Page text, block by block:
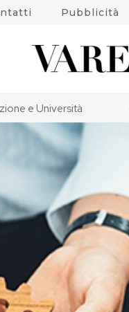
Pubblicità
e Università